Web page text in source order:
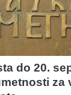
do 20.
za